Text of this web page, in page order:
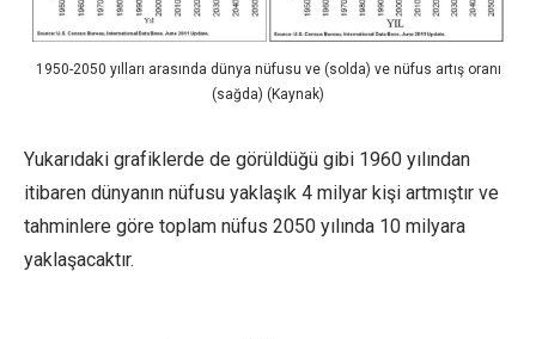
1950-2050 yılları arasında dünya nüfusu ve (solda) ve nüfus artış oranı
(sağda) (Kaynak)
Yukarıdaki grafiklerde de görüldüğü gibi 1960 yılından
itibaren dünyanın nüfusu yaklaşık 4 milyar kişi artmıştır ve
tahminlere göre toplam nüfus 2050 yılında 10 milyara
yaklaşacaktır.